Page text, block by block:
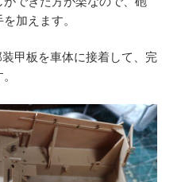
加えます。
甲板を車体に接着して、完